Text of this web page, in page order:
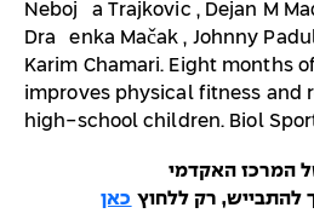
Nebojša Trajković , Dejan M
Draženka Mačak , Johnny
Karim Chamari. Eight months
improves physical fitness and
high-school children. Biol Sport.
המרכז האקדמי
להתבייש, רק ללחוץ כאן